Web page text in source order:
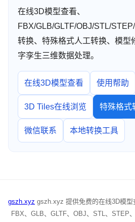
在线3D模型查看、
FBX/GLB/GLTF/OBJ/STL/
转换、特殊格式人工转换、模型
字孪生三维数据处理。
在线3D模型查看 使用帮助
3D Tiles在线浏览 特殊格式
微信联系 本地转换工具
gszh.xyz gszh.xyz 提供免费的在线3D模
FBX、GLB、GLTF、OBJ、STL、STEP